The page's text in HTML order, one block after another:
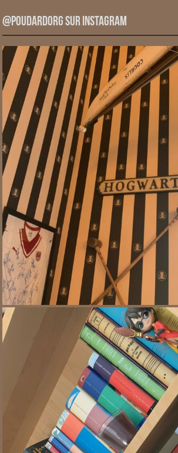
@PoudardOrg sur Instagram